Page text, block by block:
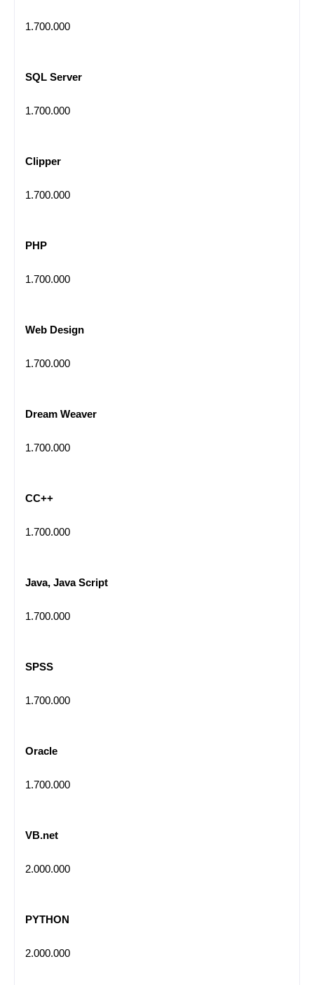
1.700.000
SQL Server
1.700.000
Clipper
1.700.000
PHP
1.700.000
Web Design
1.700.000
Dream Weaver
1.700.000
CC++
1.700.000
Java, Java Script
1.700.000
SPSS
1.700.000
Oracle
1.700.000
VB.net
2.000.000
PYTHON
2.000.000